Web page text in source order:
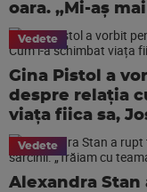
oara. „Mi-aș
Vedete
Gina Pistol a
despre relația
viața fiica sa,
Vedete
Alexandra Stan